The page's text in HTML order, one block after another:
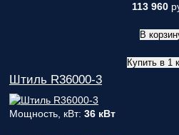
113 960
В
Купить в 1
Штиль R36000-3
Мощность, кВт: 36 кВт